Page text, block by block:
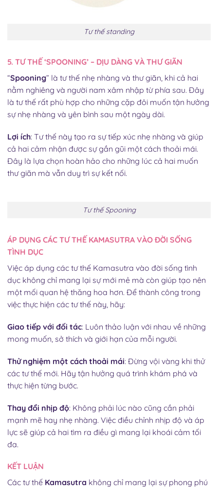
Tư thế standing
5. TƯ THẾ ‘SPOONING’ – DỊU DÀNG VÀ THƯ GIÃN
“Spooning” là tư thế nhẹ nhàng và thư giãn, khi cả hai
nằm nghiêng và người nam xâm nhập từ phía sau. Đây
là tư thế rất phù hợp cho những cặp đôi muốn tận hưởng
sự nhẹ nhàng và yên bình sau một ngày dài.
Lợi ích: Tư thế này tạo ra sự tiếp xúc nhẹ nhàng và giúp
cả hai cảm nhận được sự gần gũi một cách thoải mái.
Đây là lựa chọn hoàn hảo cho những lúc cả hai muốn
thư giãn mà vẫn duy trì sự kết nối.
Tư thế Spooning
ÁP DỤNG CÁC TƯ THẾ KAMASUTRA VÀO ĐỜI SỐNG
TÌNH DỤC
Việc áp dụng các tư thế Kamasutra vào đời sống tình
dục không chỉ mang lại sự mới mẻ mà còn giúp tạo nên
một mối quan hệ thăng hoa hơn. Để thành công trong
việc thực hiện các tư thế này, hãy:
Giao tiếp với đối tác: Luôn thảo luận với nhau về những
mong muốn, sở thích và giới hạn của mỗi người.
Thử nghiệm một cách thoải mái: Đừng vội vàng khi thử
các tư thế mới. Hãy tận hưởng quá trình khám phá và
thực hiện từng bước.
Thay đổi nhịp độ: Không phải lúc nào cũng cần phải
mạnh mẽ hay nhẹ nhàng. Việc điều chỉnh nhịp độ và áp
lực sẽ giúp cả hai tìm ra điều gì mang lại khoái cảm tối
đa.
KẾT LUẬN
Các tư thế Kamasutra không chỉ mang lại sự phong phú